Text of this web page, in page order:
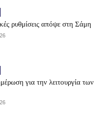
ρυθμίσεις απόψε στη Σάμη
για την λειτουργία των